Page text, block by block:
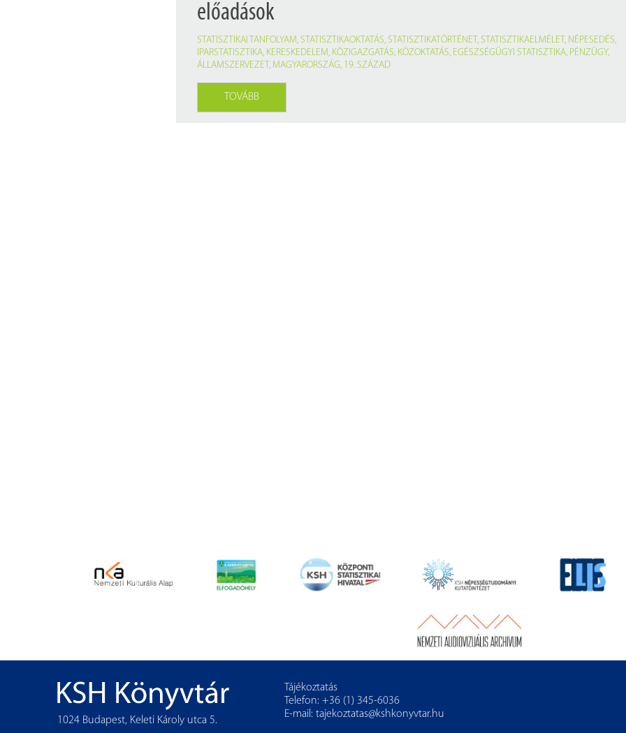
előadások
STATISZTIKAI TANFOLYAM,STATISZTIKAOKTATÁS,STATISZTIKATÖRTÉNET,STATISZTIKAELMÉLET, NÉPESEDÉS,
IPARSTATISZTIKA, KERESKEDELEM, KÖZIGAZGATÁS, KÖZOKTATÁS, EGÉSZSÉGÜGYI STATISZTIKA, PÉNZÜGY,
ÁLLAMSZERVEZET, MAGYARORSZÁG, 19. SZÁZAD
TOVÁBB
1024 Budapest, Keleti Károly utca 5.
Tájékoztatás
Telefon: +36 (1) 345-6036
E-mail: tajekoztatas@kshkonyvtar.hu